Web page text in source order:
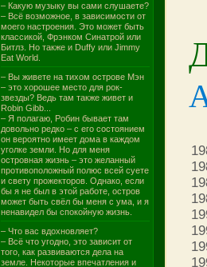
– Какую музыку вы сами слушаете?
– Всё возможное, в зависимости от
моего настроения. Это может быть
классикой, Фрэнком Синатрой или
Битлз. Но также и Duffy или Jimmy
Eat World.
– Вы живете на тихом острове Мэн
– это хорошее место для рок-
звезды? Ведь там также живет и
Robin Gibb...
– Я полагаю, Робин бывает там
довольно редко – с его состоянием
он вероятно имеет дома в каждом
уголке земли. Но для меня
островная жизнь – это желанный
противоположный полюс всей суете
и свету прожекторов. Однако, если
бы я не был в этой работе, остров
может быть свёл бы меня с ума, и я
ненавидел бы спокойную жизнь.
– Что вас вдохновляет?
– Всё что угодно, это зависит от
того, как развиваются дела на
земле. Некоторые впечатления и